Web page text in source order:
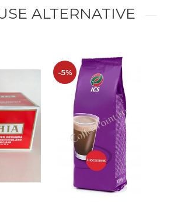
ALTERNATIVE
-5%